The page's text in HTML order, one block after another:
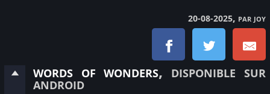
20-08-2025, par joy
words of wonders, disponible sur
android